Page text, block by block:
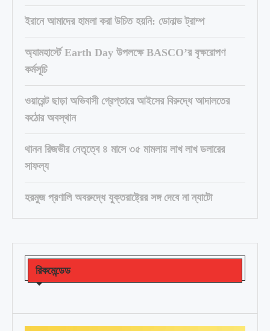
ইরানে আমাদের হামলা করা উচিত হয়নি: ডোনাল্ড ট্রাম্প
অ্যামহার্স্টে Earth Day উপলক্ষে BASCO’র বৃক্ষরোপণ
কর্মসূচি
ওয়ারেন্ট ছাড়া অভিবাসী গ্রেপ্তারে আইসের বিরুদ্ধে আদালতের
কঠোর অবস্থান
থানন রিজভীর নেতৃত্বে ৪ মাসে ৩৫ মামলায় লাখ লাখ ডলারের
সাফল্য
হরমুজ প্রণালি অবরুদ্ধে যুক্তরাষ্ট্রের সঙ্গ দেবে না ন্যাটো
রিকমেন্ডেড